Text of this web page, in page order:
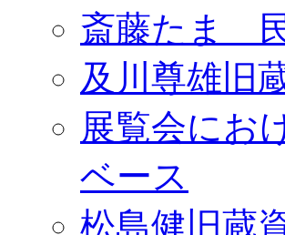
斎藤たま
及川尊雄旧
展覧会にお
ベース
松島健旧蔵